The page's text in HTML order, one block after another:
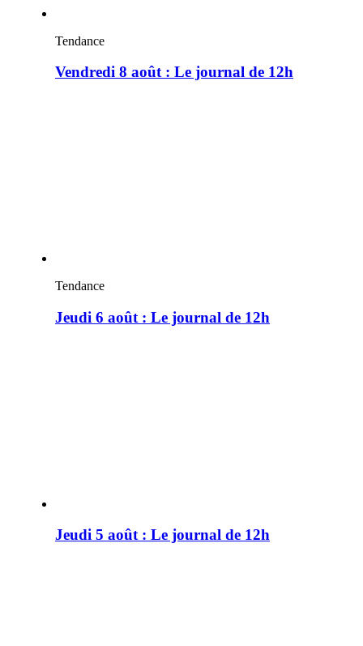
Tendance
Vendredi 8 août : Le journal de 12h
Tendance
Jeudi 6 août : Le journal de 12h
Jeudi 5 août : Le journal de 12h